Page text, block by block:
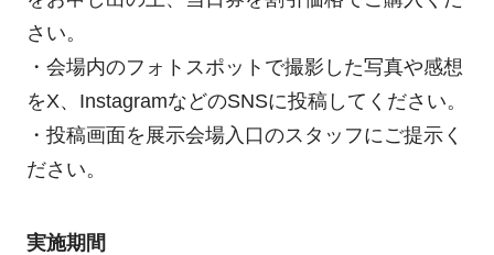
さい。
・会場内のフォトスポットで撮影した写真や感想
をX、InstagramなどのSNSに投稿してください。
・投稿画面を展示会場入口のスタッフにご提示く
ださい。
実施期間